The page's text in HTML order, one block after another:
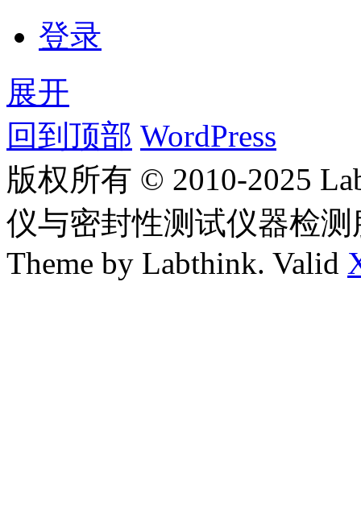
登录
展开
回到顶部 WordPress
版权所有 © 2010-2025
仪与密封性测试仪器检
Theme by Labthink. Valid